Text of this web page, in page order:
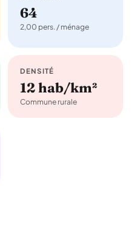
64
2,00 pers. / ménage
DENSITÉ
12 hab/km²
Commune rurale